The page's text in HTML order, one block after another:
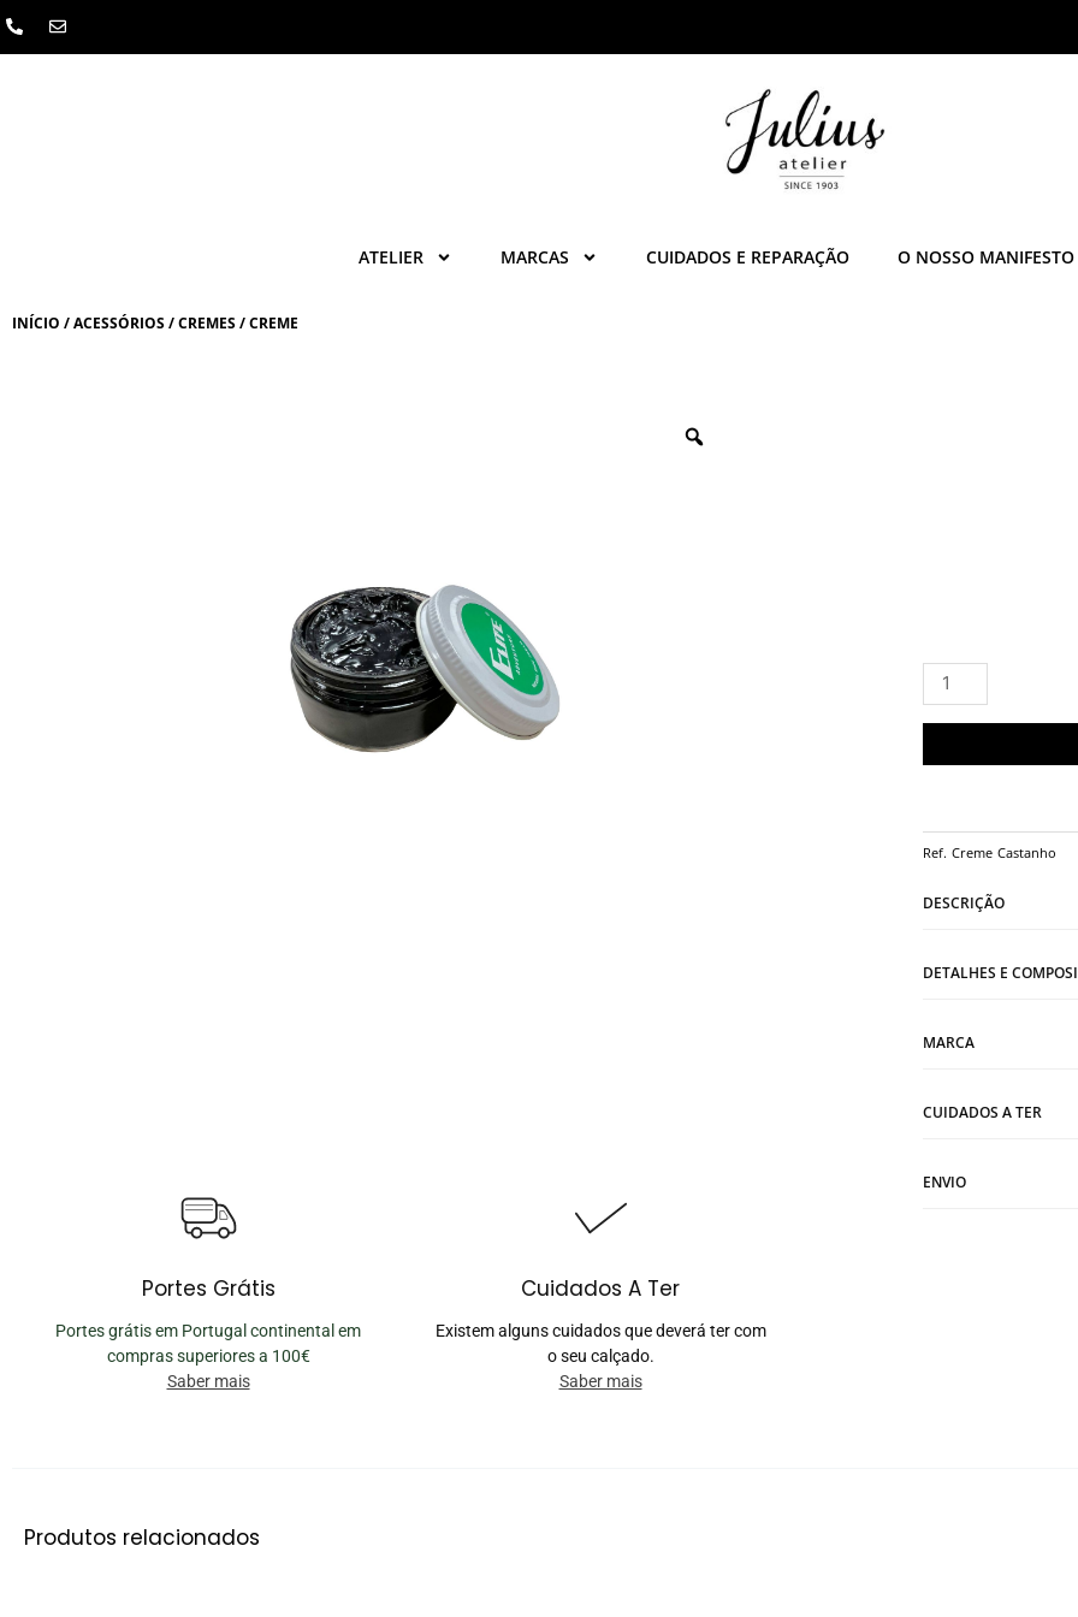
Skip
to
ATELIER MARCAS CUIDADOS E REPARAÇÃO O NOSSO MANIFESTO
INÍCIO /ACESSÓRIOS/CREMES/ CREME
Portes Grátis
Portes grátis em Portugal continental em
compras superiores a 100€
Saber mais
Cuidados A Ter
Existem alguns cuidados que deverá ter com
o seu calçado.
Saber mais
Quantidade
de
Ref. Creme Castanho
DESCRIÇÃO
DETALHES E
MARCA
CUIDADOS A TER
ENVIO
Produtos relacionados